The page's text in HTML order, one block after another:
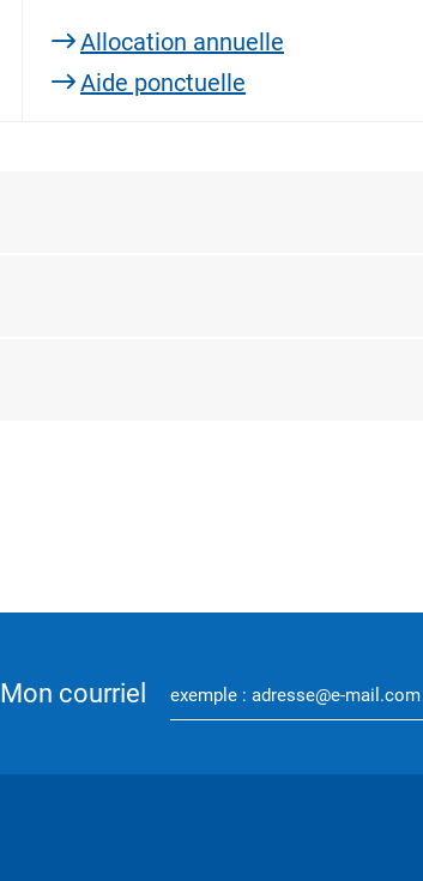
Allocation annuelle
Aide ponctuelle
Mon courriel